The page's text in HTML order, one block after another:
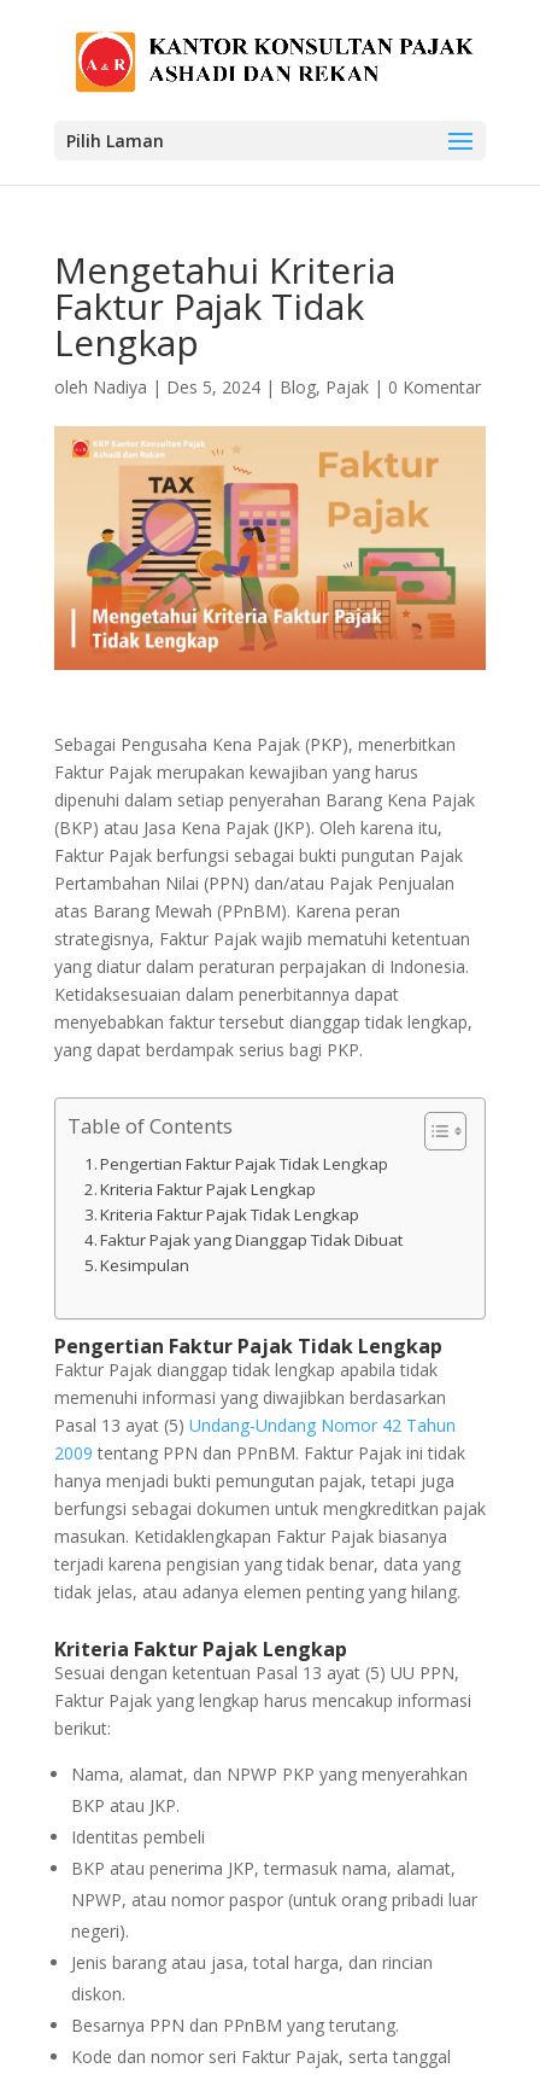
Pilih Laman
Mengetahui Kriteria
Faktur Pajak Tidak
Lengkap
oleh Nadiya | Des 5, 2024| Blog, Pajak| 0 Komentar
Sebagai Pengusaha Kena Pajak (PKP), menerbitkan
Faktur Pajak merupakan kewajiban yang harus
dipenuhi dalam setiap penyerahan Barang Kena Pajak
(BKP) atau Jasa Kena Pajak (JKP). Oleh karena itu,
Faktur Pajak berfungsi sebagai bukti pungutan Pajak
Pertambahan Nilai (PPN) dan/atau Pajak Penjualan
atas Barang Mewah (PPnBM). Karena peran
strategisnya, Faktur Pajak wajib mematuhi ketentuan
yang diatur dalam peraturan perpajakan di Indonesia.
Ketidaksesuaian dalam penerbitannya dapat
menyebabkan faktur tersebut dianggap tidak lengkap,
yang dapat berdampak serius bagi PKP.
Table of Contents
Pengertian Faktur Pajak Tidak Lengkap
Kriteria Faktur Pajak Lengkap
Kriteria Faktur Pajak Tidak Lengkap
Faktur Pajak yang Dianggap Tidak Dibuat
Kesimpulan
Pengertian Faktur Pajak Tidak Lengkap
Faktur Pajak dianggap tidak lengkap apabila tidak
memenuhi informasi yang diwajibkan berdasarkan
Pasal 13 ayat (5) Undang-Undang Nomor 42 Tahun
2009 tentang PPN dan PPnBM. Faktur Pajak ini tidak
hanya menjadi bukti pemungutan pajak, tetapi juga
berfungsi sebagai dokumen untuk mengkreditkan pajak
masukan. Ketidaklengkapan Faktur Pajak biasanya
terjadi karena pengisian yang tidak benar, data yang
tidak jelas, atau adanya elemen penting yang hilang.
Kriteria Faktur Pajak Lengkap
Sesuai dengan ketentuan Pasal 13 ayat (5) UU PPN,
Faktur Pajak yang lengkap harus mencakup informasi
berikut:
Nama, alamat, dan NPWP PKP yang menyerahkan
BKP atau JKP.
Identitas pembeli
BKP atau penerima JKP, termasuk nama, alamat,
NPWP, atau nomor paspor (untuk orang pribadi luar
negeri).
Jenis barang atau jasa, total harga, dan rincian
diskon.
Besarnya PPN dan PPnBM yang terutang.
Kode dan nomor seri Faktur Pajak, serta tanggal